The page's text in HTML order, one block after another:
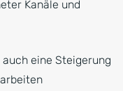
Kanäle und
eine Steigerung